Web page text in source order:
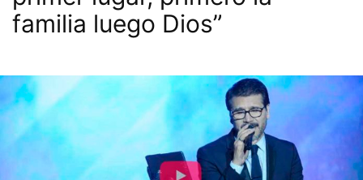
familia luego Dios”